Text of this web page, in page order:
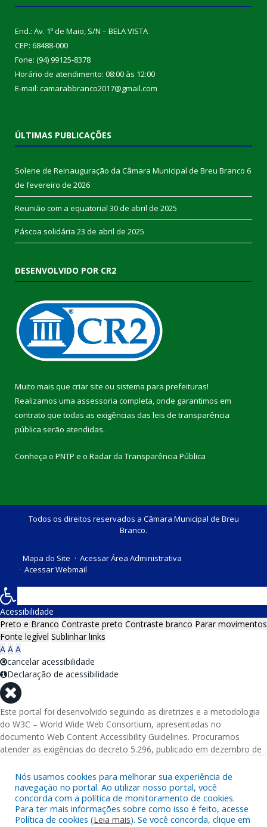
End.: Av. 1º de Maio, S/N – BELA VISTA
CEP: 68488-000
Fone: (94) 99125-8378
Horário de atendimento: 08:00 às 12:00
E-mail: camarabbranco2017@gmail.com
ÚLTIMAS PUBLICAÇÕES
Solene de Reinauguração da Câmara Municipal de Breu Branco 6
de fevereiro de 2026
Reunião com a equatorial 30 de abril de 2025
Páscoa solidária 23 de abril de 2025
DESENVOLVIDO POR CR2
Muito mais que criar site ou sistema para prefeituras!
Realizamos uma assessoria completa, onde garantimos em
contrato que todas as exigências das leis de transparência
pública serão atendidas.
Conheça o PNTP e o Radar da Transparência Pública
Todos os direitos reservados a Câmara Municipal de Breu
Branco.
Mapa do Site
Acessar Área Administrativa
Acessar Webmail
Nós usamos cookies para melhorar sua experiência de
navegação no portal. Ao utilizar nosso portal, você
concorda com a política de monitoramento de cookies.
Para ter mais informações sobre como isso é feito, acesse
Política de cookies (Leia mais). Se você concorda, clique em
Acessibilidade
Preto e Branco Contraste preto Contraste branco Parar movimentos
Fonte legível Sublinhar links
A A A
cancelar acessibilidade
Declaração de acessibilidade
Este portal foi desenvolvido seguindo as diretrizes e a metodologia
do W3C – World Wide Web Consortium, apresentadas no
documento Web Content Accessibility Guidelines. Procuramos
atender as exigências do decreto 5.296, publicado em dezembro de
eletrônicos da administração pública na rede mundial de
computadores para o uso das pessoas com necessidades especiais,
garantindo-lhes o pleno acesso aos conteúdos disponíveis.
Além de validações automáticas, foram realizados testes em